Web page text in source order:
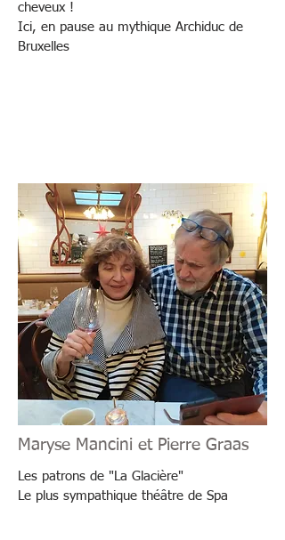
cheveux !
Ici, en pause au mythique Archiduc de
Bruxelles
Maryse Mancini et Pierre Graas
Les patrons de "La Glacière"
Le plus sympathique théâtre de Spa